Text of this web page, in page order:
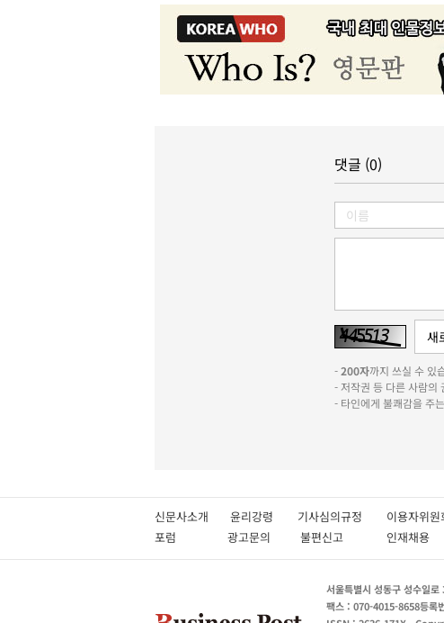
댓글 (0)
-200자까지 쓰실 수
- 저작권 등 다른 사람의
- 타인에게 불쾌감을 주
신문사소개 윤리강령 기사심의규정 이용자위
포럼
광고문의 불편신고 인재채
서울특별시 성동구 성수일
팩스 : 070-4015-8658등록